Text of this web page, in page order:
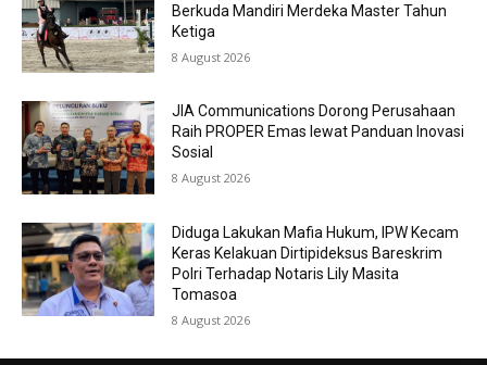
Berkuda Mandiri Merdeka Master Tahun
Ketiga
8 August 2026
JIA Communications Dorong Perusahaan
Raih PROPER Emas lewat Panduan Inovasi
Sosial
8 August 2026
Diduga Lakukan Mafia Hukum, IPW Kecam
Keras Kelakuan Dirtipideksus Bareskrim
Polri Terhadap Notaris Lily Masita
Tomasoa
8 August 2026